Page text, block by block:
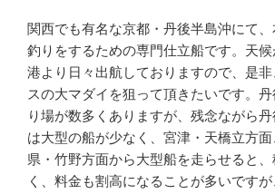
関西でも有名な京都・丹後半島沖にて
釣りをするための専門仕立船です。天候
港より日々出航しておりますので、是
スの大マダイを狙って頂きたいです。
り場が数多くありますが、残念ながら
は大型の船が少なく、宮津・天橋立方
県・竹野方面から大型船を走らせると
く、料金も割高になることが多いです